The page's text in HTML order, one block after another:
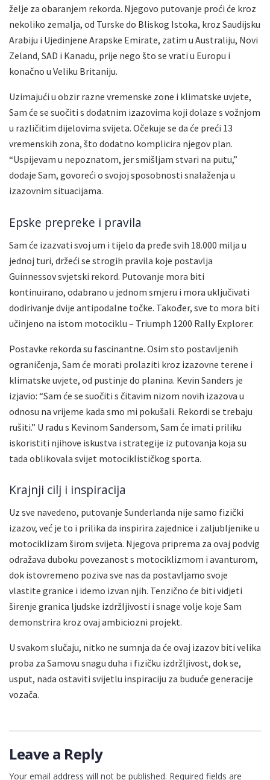
želje za obaranjem rekorda. Njegovo putovanje proći će kroz
nekoliko zemalja, od Turske do Bliskog Istoka, kroz Saudijsku
Arabiju i Ujedinjene Arapske Emirate, zatim u Australiju, Novi
Zeland, SAD i Kanadu, prije nego što se vrati u Europu i
konačno u Veliku Britaniju.
Uzimajući u obzir razne vremenske zone i klimatske uvjete,
Sam će se suočiti s dodatnim izazovima koji dolaze s vožnjom
u različitim dijelovima svijeta. Očekuje se da će preći 13
vremenskih zona, što dodatno komplicira njegov plan.
“Uspijevam u nepoznatom, jer smišljam stvari na putu,”
dodaje Sam, govoreći o svojoj sposobnosti snalaženja u
izazovnim situacijama.
Epske prepreke i pravila
Sam će izazvati svoj um i tijelo da pređe svih 18.000 milja u
jednoj turi, držeći se strogih pravila koje postavlja
Guinnessov svjetski rekord. Putovanje mora biti
kontinuirano, odabrano u jednom smjeru i mora uključivati
dodirivanje dvije antipodalne točke. Također, sve to mora biti
učinjeno na istom motociklu – Triumph 1200 Rally Explorer.
Postavke rekorda su fascinantne. Osim sto postavljenih
ograničenja, Sam će morati prolaziti kroz izazovne terene i
klimatske uvjete, od pustinje do planina. Kevin Sanders je
izjavio: “Sam će se suočiti s čitavim nizom novih izazova u
odnosu na vrijeme kada smo mi pokušali. Rekordi se trebaju
rušiti.” U radu s Kevinom Sandersom, Sam će imati priliku
iskoristiti njihove iskustva i strategije iz putovanja koja su
tada oblikovala svijet motociklističkog sporta.
Krajnji cilj i inspiracija
Uz sve navedeno, putovanje Sunderlanda nije samo fizički
izazov, već je to i prilika da inspirira zajednice i zaljubljenike u
motociklizam širom svijeta. Njegova priprema za ovaj podvig
odražava duboku povezanost s motociklizmom i avanturom,
dok istovremeno poziva sve nas da postavljamo svoje
vlastite granice i idemo izvan njih. Tenzično će biti vidjeti
širenje granica ljudske izdržljivosti i snage volje koje Sam
demonstrira kroz ovaj ambiciozni projekt.
U svakom slučaju, nitko ne sumnja da će ovaj izazov biti velika
proba za Samovu snagu duha i fizičku izdržljivost, dok se,
usput, nada ostaviti svijetlu inspiraciju za buduće generacije
vozača.
Leave a Reply
Your email address will not be published. Required fields are